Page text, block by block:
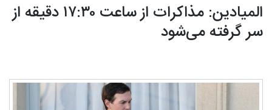
المیادین:‌ مذاکرات از ساعت ۱۷:۳۰ دقیقه از
سر گرفته می‌شود